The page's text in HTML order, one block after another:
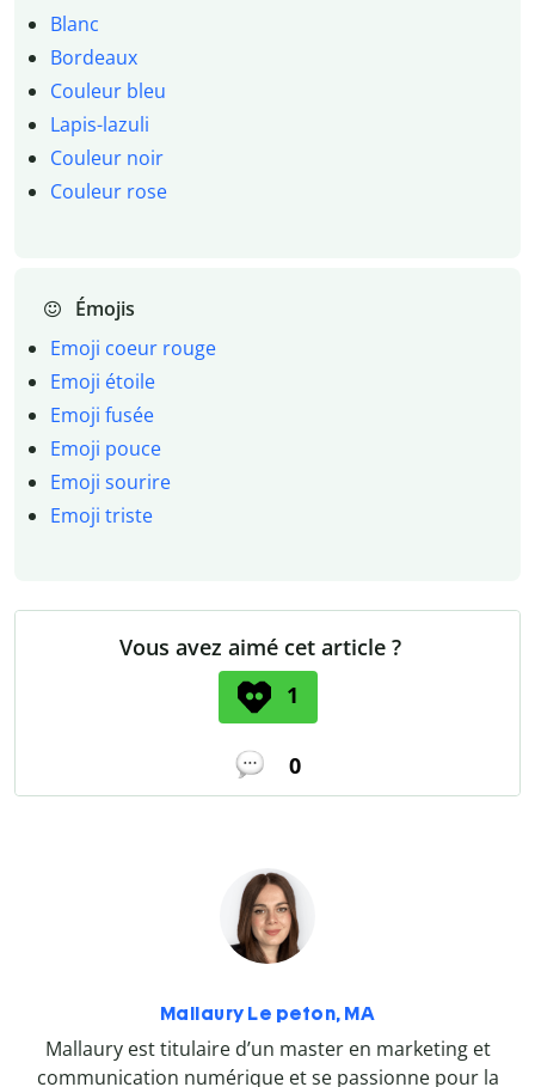
Blanc
Bordeaux
Couleur bleu
Lapis-lazuli
Couleur noir
Couleur rose
Émojis
Emoji coeur rouge
Emoji étoile
Emoji fusée
Emoji pouce
Emoji sourire
Emoji triste
Vous avez aimé cet article ?
1
0
Mallaury Le peton, MA
Mallaury est titulaire d’un master en marketing et
communication numérique et se passionne pour la